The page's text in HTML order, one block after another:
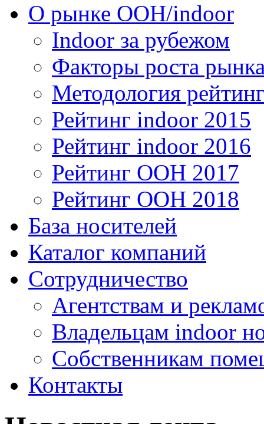
О рынке OOH/indoor
Indoor за рубежом
Факторы роста
Методология
Рейтинг indoor 2015
Рейтинг indoor 2016
Рейтинг OOH 2017
Рейтинг OOH 2018
База носителей
Каталог компаний
Сотрудничество
Агентствам и
Владельцам indoor
Собственникам
Контакты